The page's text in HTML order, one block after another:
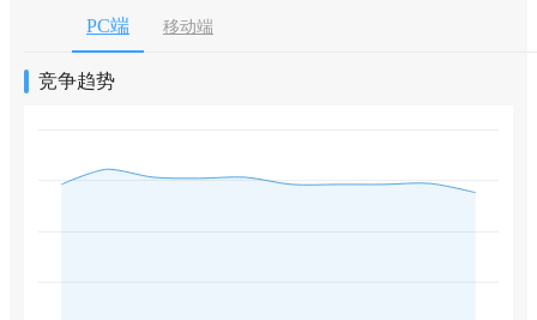
PC端 移动端
竞争趋势